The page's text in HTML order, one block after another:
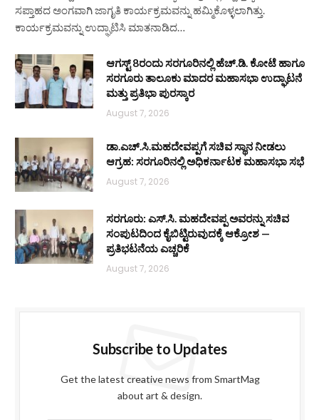
ಸಪ್ತಾಹದ ಅಂಗವಾಗಿ ಜಾಗೃತಿ ಕಾರ್ಯಕ್ರಮವನ್ನು ಹಮ್ಮಿಕೊಳ್ಳಲಾಗಿತ್ತು.
ಕಾರ್ಯಕ್ರಮವನ್ನು ಉದ್ಘಾಟಿಸಿ ಮಾತನಾಡಿದ…
ಆಗಸ್ಟ್ 8ರಂದು ಸರಗೂರಿನಲ್ಲಿ ಹೆಚ್.ಡಿ. ಕೋಟೆ ಹಾಗೂ
ಸರಗೂರು ತಾಲೂಕು ಮಾದರ ಮಹಾಸಭಾ ಉದ್ಘಾಟನೆ
ಮತ್ತು ಪ್ರತಿಭಾ ಪುರಸ್ಕಾರ
August 7, 2026
ಡಾ.ಎಚ್.ಸಿ.ಮಹದೇವಪ್ಪಗೆ ಸಚಿವ ಸ್ಥಾನ ನೀಡಲು
ಆಗ್ರಹ: ಸರಗೂರಿನಲ್ಲಿ ಅಧಿಕರ್ನಾಟಕ ಮಹಾಸಭಾ ಸಭೆ
August 7, 2026
ಸರಗೂರು: ಎಸ್.ಸಿ. ಮಹದೇವಪ್ಪ ಅವರನ್ನು ಸಚಿವ
ಸಂಪುಟದಿಂದ ಕೈಬಿಟ್ಟಿರುವುದಕ್ಕೆ ಆಕ್ರೋಶ —
ಪ್ರತಿಭಟನೆಯ ಎಚ್ಚರಿಕೆ
August 7, 2026
Subscribe to Updates
Get the latest creative news from SmartMag
about art & design.